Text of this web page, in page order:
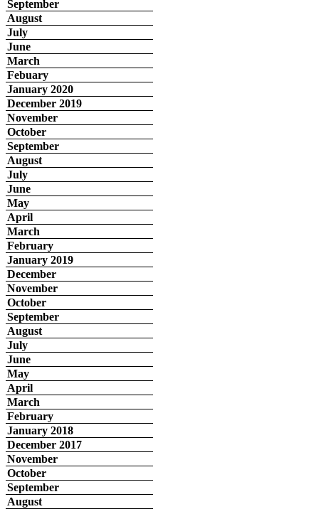
September
August
July
June
March
Febuary
January 2020
December 2019
November
October
September
August
July
June
May
April
March
February
January 2019
December
November
October
September
August
July
June
May
April
March
February
January 2018
December 2017
November
October
September
August